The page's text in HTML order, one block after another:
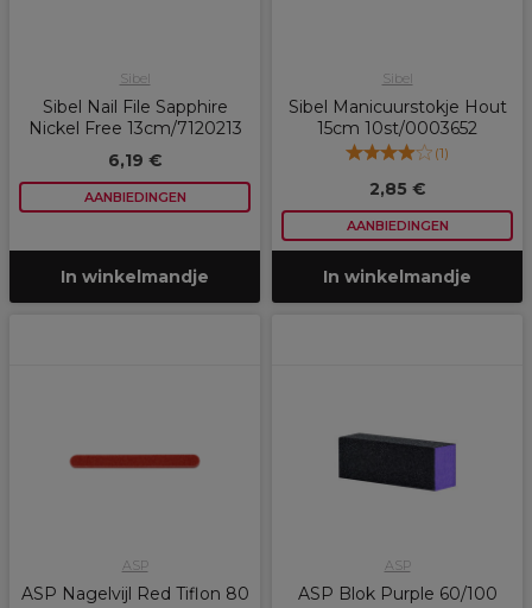
Sibel
Sibel Nail File Sapphire
Nickel Free 13cm/7120213
6,19 €
AANBIEDINGEN
In winkelmandje
Sibel
Sibel Manicuurstokje Hout
15cm 10st/0003652
(1)
2,85 €
AANBIEDINGEN
In winkelmandje
ASP
ASP Nagelvijl Red Tiflon 80
ASP
ASP Blok Purple 60/100